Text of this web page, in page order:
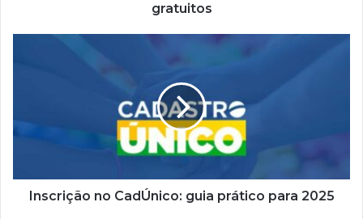
gratuitos
para
Inscrição no CadÚnico: guia prático para 2025